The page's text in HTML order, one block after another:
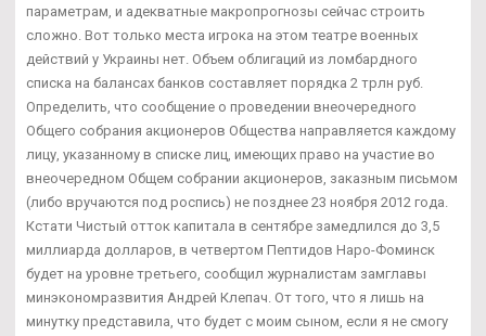
параметрам, и адекватные макропрогнозы сейчас строить
сложно. Вот только места игрока на этом театре военных
действий у Украины нет. Объем облигаций из ломбардного
списка на балансах банков составляет порядка 2 трлн руб.
Определить, что сообщение о проведении внеочередного
Общего собрания акционеров Общества направляется каждому
лицу, указанному в списке лиц, имеющих право на участие во
внеочередном Общем собрании акционеров, заказным письмом
(либо вручаются под роспись) не позднее 23 ноября 2012 года.
Кстати Чистый отток капитала в сентябре замедлился до 3,5
миллиарда долларов, в четвертом Пептидов Наро-Фоминск
будет на уровне третьего, сообщил журналистам замглавы
минэкономразвития Андрей Клепач. От того, что я лишь на
минутку представила, что будет с моим сыном, если я не смогу